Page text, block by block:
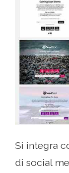
Si integra
di social